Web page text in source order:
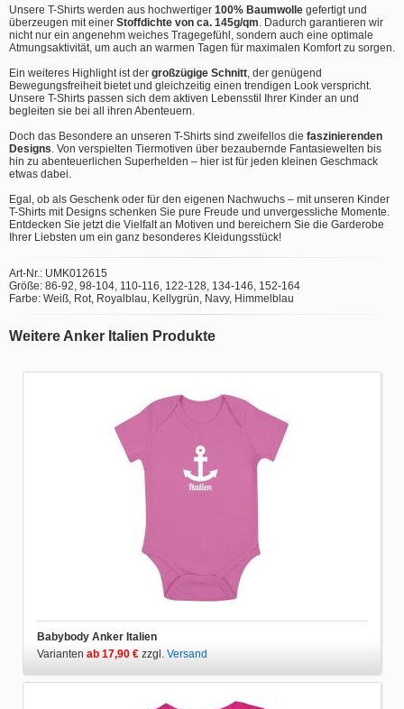
Unsere T-Shirts werden aus hochwertiger 100% Baumwolle gefertigt und
überzeugen mit einer Stoffdichte von ca. 145g/qm . Dadurch garantieren wir
nicht nur ein angenehm weiches Tragegefühl, sondern auch eine optimale
Atmungsaktivität, um auch an warmen Tagen für maximalen Komfort zu sorgen.
Ein weiteres Highlight ist der großzügige Schnitt , der genügend
Bewegungsfreiheit bietet und gleichzeitig einen trendigen Look verspricht.
Unsere T-Shirts passen sich dem aktiven Lebensstil Ihrer Kinder an und
begleiten sie bei all ihren Abenteuern.
Doch das Besondere an unseren T-Shirts sind zweifellos die faszinierenden
Designs . Von verspielten Tiermotiven über bezaubernde Fantasiewelten bis
hin zu abenteuerlichen Superhelden – hier ist für jeden kleinen Geschmack
etwas dabei.
Egal, ob als Geschenk oder für den eigenen Nachwuchs – mit unseren Kinder
T-Shirts mit Designs schenken Sie pure Freude und unvergessliche Momente.
Entdecken Sie jetzt die Vielfalt an Motiven und bereichern Sie die Garderobe
Ihrer Liebsten um ein ganz besonderes Kleidungsstück!
Art-Nr.: UMK012615
Größe: 86-92, 98-104, 110-116, 122-128, 134-146, 152-164
Farbe: Weiß, Rot, Royalblau, Kellygrün, Navy, Himmelblau
Weitere Anker Italien Produkte
Babybody Anker Italien
Varianten ab 17,90 € zzgl. Versand